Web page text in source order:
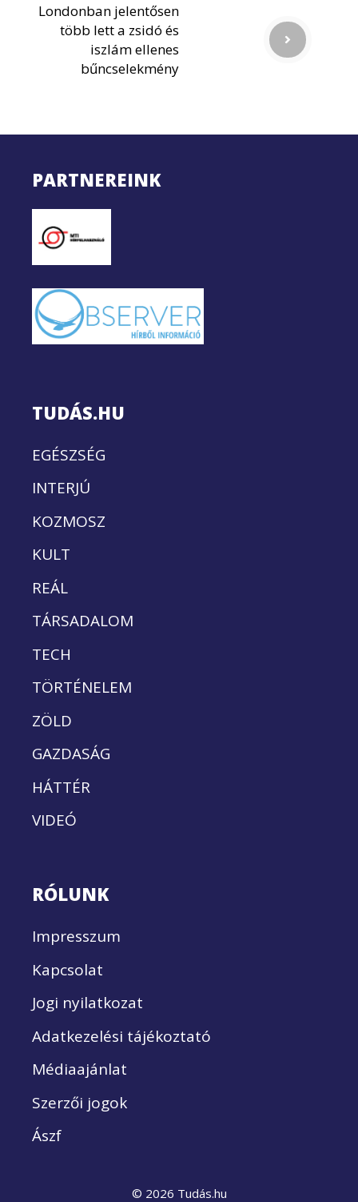
Londonban jelentősen
több lett a zsidó és
iszlám ellenes
bűncselekmény
PARTNEREINK
TUDÁS.HU
EGÉSZSÉG
INTERJÚ
KOZMOSZ
KULT
REÁL
TÁRSADALOM
TECH
TÖRTÉNELEM
ZÖLD
GAZDASÁG
HÁTTÉR
VIDEÓ
RÓLUNK
Impresszum
Kapcsolat
Jogi nyilatkozat
Adatkezelési tájékoztató
Médiaajánlat
Szerzői jogok
Ászf
© 2026 Tudás.hu